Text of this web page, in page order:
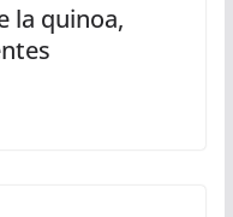
la quinoa,